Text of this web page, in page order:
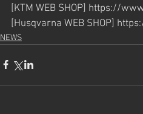
[KTM WEB SHOP] https://
[Husqvarna WEB SHOP]
NEWS